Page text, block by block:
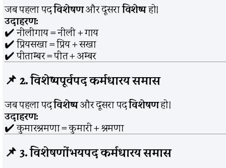
जब पहला पदविशेषणऔर दूसराविशेष्यहो।
उदाहरण:
✔️ नीलीगाय = नीली + गाय
✔️ प्रियसखा = प्रिय + सखा
✔️ पीताम्बर = पीत + अम्बर
📌2. विशेष्यपूर्वपद कर्मधारय समास
जब पहला पदविशेष्यऔर दूसरा पदविशेषणहो।
उदाहरण:
✔️ कुमारश्रमणा = कुमारी + श्रमणा
📌3. विशेषणोंभयपद कर्मधारय समास